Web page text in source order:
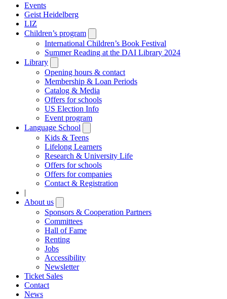
Events
Geist Heidelberg
LIZ
Children’s program
submenu
International Children’s Book Festival
Summer Reading at the DAI Library 2024
Library
submenu
Opening hours & contact
Membership & Loan Periods
Catalog & Media
Offers for schools
US Election Info
Event program
Language School
submenu
Kids & Teens
Lifelong Learners
Research & University Life
Offers for schools
Offers for companies
Contact & Registration
|
About us
submenu
Sponsors & Cooperation Partners
Committees
Hall of Fame
Renting
Jobs
Accessibility
Newsletter
Ticket Sales
Contact
News